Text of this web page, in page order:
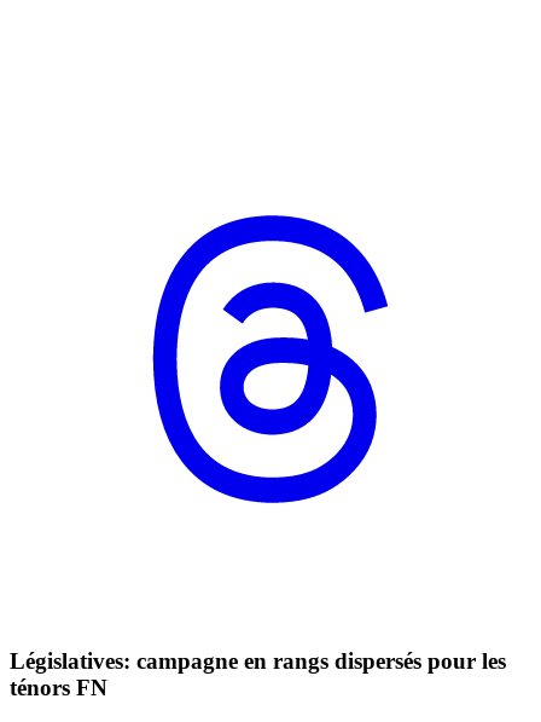
Législatives: campagne en rangs dispersés pour les
ténors FN